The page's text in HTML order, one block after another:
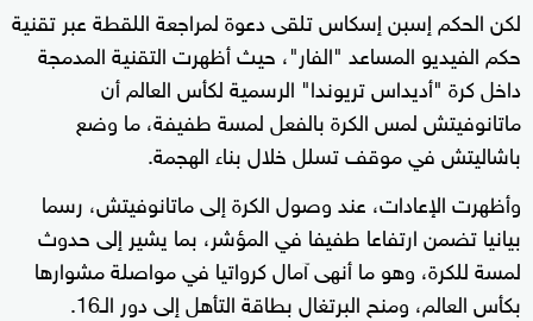
لكن الحكم إسبن إسكاس تلقى دعوة لمراجعة اللقطة عبر تقنية
حكم الفيديو المساعد "الفار"، حيث أظهرت التقنية المدمجة
داخل كرة "أديداس تريوندا" الرسمية لكأس العالم أن
ماتانوفيتش لمس الكرة بالفعل لمسة طفيفة، ما وضع
باشاليتش في موقف تسلل خلال بناء الهجمة.
وأظهرت الإعادات، عند وصول الكرة إلى ماتانوفيتش، رسما
بيانيا تضمن ارتفاعا طفيفا في المؤشر، بما يشير إلى حدوث
لمسة للكرة، وهو ما أنهى آمال كرواتيا في مواصلة مشوارها
بكأس العالم، ومنح البرتغال بطاقة التأهل إلى دور الـ16.